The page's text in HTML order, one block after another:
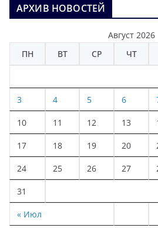
АРХИВ НОВОСТЕЙ
Август 2026
ПН
ВТ СР ЧТ
« Июл
3 4 5 6
10 11 12 13
17 18 19 20
24 25 26 27
31